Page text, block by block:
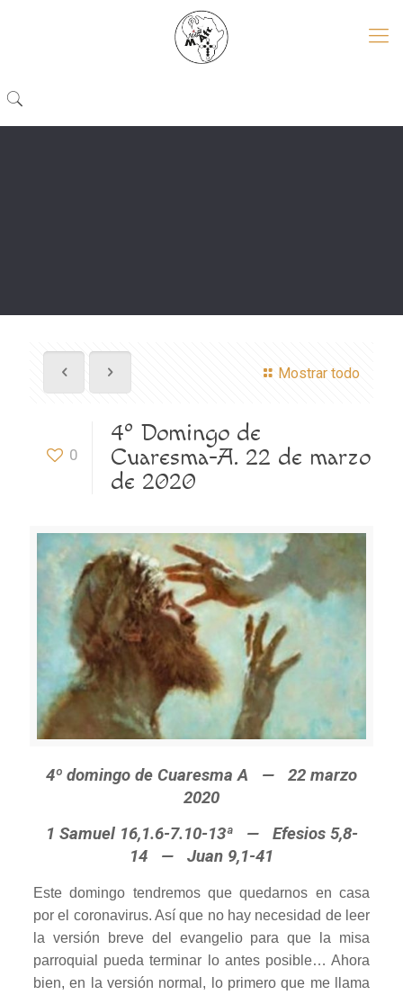
Mostrar todo
0
4º Domingo de
Cuaresma-A. 22 de marzo
de 2020
4º domingo de Cuaresma A — 22 marzo
2020
1 Samuel 16,1.6-7.10-13ª — Efesios 5,8-
14 — Juan 9,1-41
Este domingo tendremos que quedarnos en casa
por el coronavirus. Así que no hay necesidad de leer
la versión breve del evangelio para que la misa
parroquial pueda terminar lo antes posible… Ahora
bien, en la versión normal, lo primero que me llama